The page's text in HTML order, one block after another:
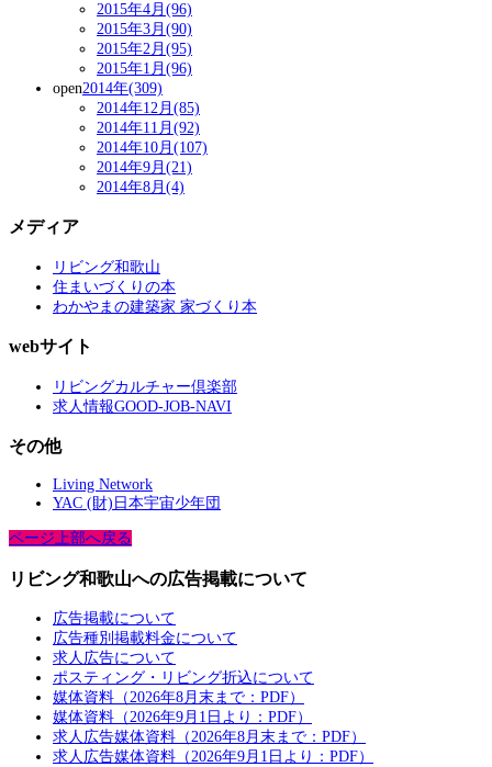
2015年4月(96)
2015年3月(90)
2015年2月(95)
2015年1月(96)
open2014年(309)
2014年12月(85)
2014年11月(92)
2014年10月(107)
2014年9月(21)
2014年8月(4)
メディア
リビング和歌山
住まいづくりの本
わかやまの建築家 家づくり本
webサイト
リビングカルチャー倶楽部
求人情報GOOD-JOB-NAVI
その他
Living Network
YAC (財)日本宇宙少年団
ページ上部へ戻る
リビング和歌山への広告掲載について
広告掲載について
広告種別掲載料金について
求人広告について
ポスティング・リビング折込について
媒体資料（2026年8月末まで：PDF）
媒体資料（2026年9月1日より：PDF）
求人広告媒体資料（2026年8月末まで：PDF）
求人広告媒体資料（2026年9月1日より：PDF）